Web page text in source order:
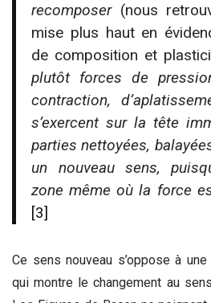
recomposer (nous
mise plus haut en
de composition et
plutôt forces de
contraction,
s’exercent sur la tête
parties nettoyées,
un nouveau sens,
zone même où la force
[3]
Ce sens nouveau s’oppose à
qui montre le changement au